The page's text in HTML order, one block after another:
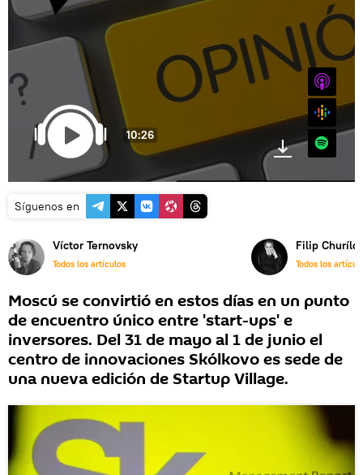
10:26
iTunes
Spotify
Síguenos en
Víctor Ternovsky
Todos los artículos
Filip
Todos los
Moscú se convirtió en estos días en un punto
de encuentro único entre 'start-ups' e
inversores. Del 31 de mayo al 1 de junio el
centro de innovaciones Skólkovo es sede de
una nueva edición de Startup Village.